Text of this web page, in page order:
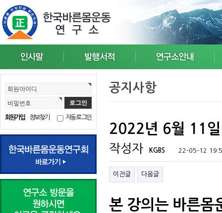
회원아이디
비밀번호
회원가입 정보찾기 자동로그인
공지사항
2022년 6월 11
작성자 KGBS 22-05-12
이전글 다음글
본 강의는 바른몸